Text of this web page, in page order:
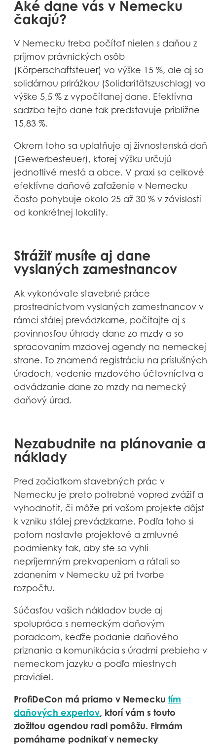
Aké dane vás v Nemecku
čakajú?
V Nemecku treba počítať nielen s daňou z
príjmov právnických osôb
(Körperschaftsteuer) vo výške 15 %, ale aj so
solidárnou prirážkou (Solidaritätszuschlag) vo
výške 5,5 % z vypočítanej dane. Efektívna
sadzba tejto dane tak predstavuje približne
15,83 %.
Okrem toho sa uplatňuje aj živnostenská daň
(Gewerbesteuer), ktorej výšku určujú
jednotlivé mestá a obce. V praxi sa celkové
efektívne daňové zaťaženie v Nemecku
často pohybuje okolo 25 až 30 % v závislosti
od konkrétnej lokality.
Strážiť musíte aj dane
vyslaných zamestnancov
Ak vykonávate stavebné práce
prostredníctvom vyslaných zamestnancov v
rámci stálej prevádzkarne, počítajte aj s
povinnosťou úhrady dane zo mzdy a so
spracovaním mzdovej agendy na nemeckej
strane. To znamená registráciu na príslušných
úradoch, vedenie mzdového účtovníctva a
odvádzanie dane zo mzdy na nemecký
daňový úrad.
Nezabudnite na plánovanie a
náklady
Pred začiatkom stavebných prác v
Nemecku je preto potrebné vopred zvážiť a
vyhodnotiť, či môže pri vašom projekte dôjsť
k vzniku stálej prevádzkarne. Podľa toho si
potom nastavte projektové a zmluvné
podmienky tak, aby ste sa vyhli
nepríjemným prekvapeniam a rátali so
zdanením v Nemecku už pri tvorbe
rozpočtu.
Súčasťou vašich nákladov bude aj
spolupráca s nemeckým daňovým
poradcom, keďže podanie daňového
priznania a komunikácia s úradmi prebieha v
nemeckom jazyku a podľa miestnych
pravidiel.
ProfiDeCon má priamo v Nemecku tím
daňových expertov, ktorí vám s touto
zložitou agendou radi pomôžu. Firmám
pomáhame podnikať v nemecky